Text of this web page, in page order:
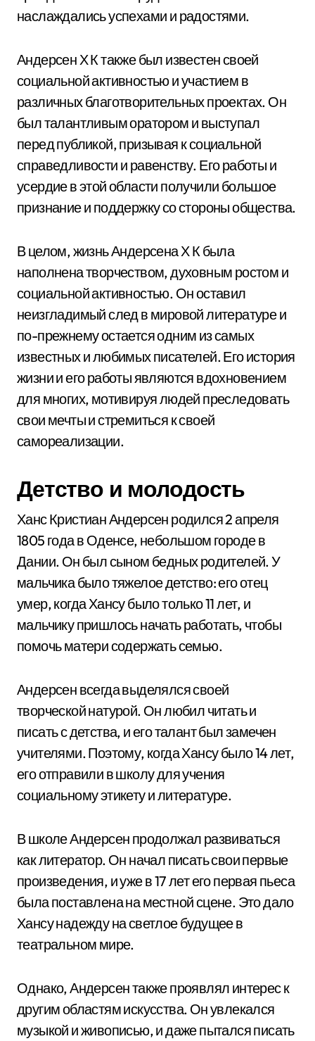
наслаждались успехами и радостями.
Андерсен Х К также был известен своей
социальной активностью и участием в
различных благотворительных проектах. Он
был талантливым оратором и выступал
перед публикой, призывая к социальной
справедливости и равенству. Его работы и
усердие в этой области получили большое
признание и поддержку со стороны общества.
В целом, жизнь Андерсена Х К была
наполнена творчеством, духовным ростом и
социальной активностью. Он оставил
неизгладимый след в мировой литературе и
по-прежнему остается одним из самых
известных и любимых писателей. Его история
жизни и его работы являются вдохновением
для многих, мотивируя людей преследовать
свои мечты и стремиться к своей
самореализации.
Детство и молодость
Ханс Кристиан Андерсен родился 2 апреля
1805 года в Оденсе, небольшом городе в
Дании. Он был сыном бедных родителей. У
мальчика было тяжелое детство: его отец
умер, когда Хансу было только 11 лет, и
мальчику пришлось начать работать, чтобы
помочь матери содержать семью.
Андерсен всегда выделялся своей
творческой натурой. Он любил читать и
писать с детства, и его талант был замечен
учителями. Поэтому, когда Хансу было 14 лет,
его отправили в школу для учения
социальному этикету и литературе.
В школе Андерсен продолжал развиваться
как литератор. Он начал писать свои первые
произведения, и уже в 17 лет его первая пьеса
была поставлена на местной сцене. Это дало
Хансу надежду на светлое будущее в
театральном мире.
Однако, Андерсен также проявлял интерес к
другим областям искусства. Он увлекался
музыкой и живописью, и даже пытался писать